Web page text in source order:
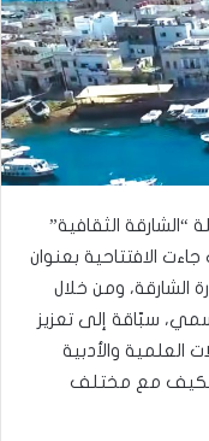
من مجلة “الشارقة الثقافية”
الافتتاحية بعنوان
الشارقة، ومن خلال
سبّاقة إلى تعزيز
العلمية والأدبية
مع مختلف